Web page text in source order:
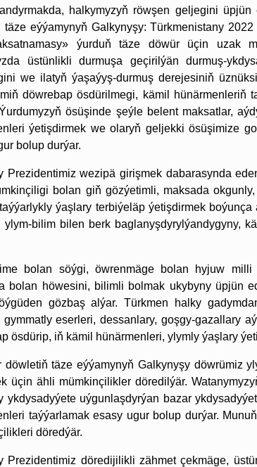
halkymyzyň röwşen geljegini
täze eýýamynyň Galkynyşy: Türkmenistany
ýurduň täze döwür üçin uzak
üstünlikli durmuşa geçirilýän durmuş-
we ilatyň ýaşaýyş-durmuş derejesiniň
döwrebap ösdürilmegi, kämil hünärmenleriň
ösüşinde şeýle belent maksatlar,
ýetişdirmek we olaryň geljekki ösüşimize
bolup durýar.
Prezidentimiz wezipä girişmek dabarasynda
bolan giň gözýetimli, maksada
ýaşlary terbiýeläp ýetişdirmek
ylym-bilim bilen berk baglanyşdyrylýandygyny,
bolan söýgi, öwrenmäge bolan hyjuw
bolan höwesini, bilimli bolmak ukybyny üpjün
gözbaş alýar. Türkmen halky
gymmatly eserleri, dessanlary, goşgy-gazallary
ösdürip, iň kämil hünärmenleri, ylymly ýaşlary
döwletiň täze eýýamynyň Galkynyşy döwrümiz
üçin ähli mümkinçilikler döredilýär.
ykdysadyýete uýgunlaşdyrýan bazar
taýýarlamak esasy ugur bolup durýar.
döredýär.
Prezidentimiz döredijilikli zähmet çekmäge,